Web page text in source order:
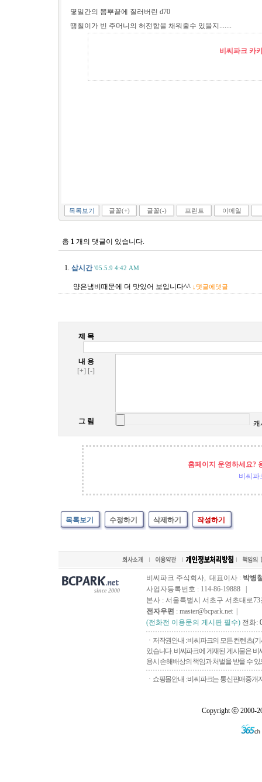
몇일간의 뽐뿌끝에 질러버린 d70
땡칠이가 빈 주머니의 허전함을 채워줄수 있을지.......
비씨파크 카
목록보기 글꼴(+) 글꼴(-) 프린트 이메일
총 1 개의 댓글이 있습니다.
1. 삽시간 '05.5.9 4:42 AM
양은냄비때문에 더 맛있어 보입니다^^ ↓댓글에댓글
제 목
내 용
[+] [-]
그 림 캐
홈페이지 운영하세요?
비씨파
목록보기 수정하기 삭제하기 작성하기
since 2000
비씨파크 주식회사, 대표이사 : 박병
사업자등록번호 : 114-86-19888 |
본사 : 서울특별시 서초구 서초대로73
전자우편 : master@bcpark.net |
(전화전 이용문의 게시판 필수) 전화:
ㆍ저작권안내 : 비씨파크의 모든 컨텐츠(
있습니다. 비씨파크에 게재된 게시물은
용시 손해배상의 책임과 처벌을 받을 수
ㆍ쇼핑몰안내 : 비씨파크는 통신판매중개
Copyright ⓒ 2000-